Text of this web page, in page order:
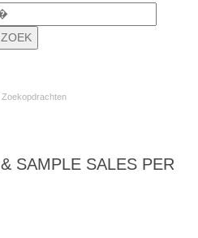
Zoekopdrachten
SAMPLE SALES PER